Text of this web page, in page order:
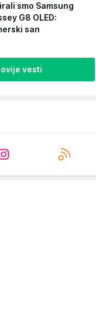
smo Samsung
G8 OLED:
san
vesti